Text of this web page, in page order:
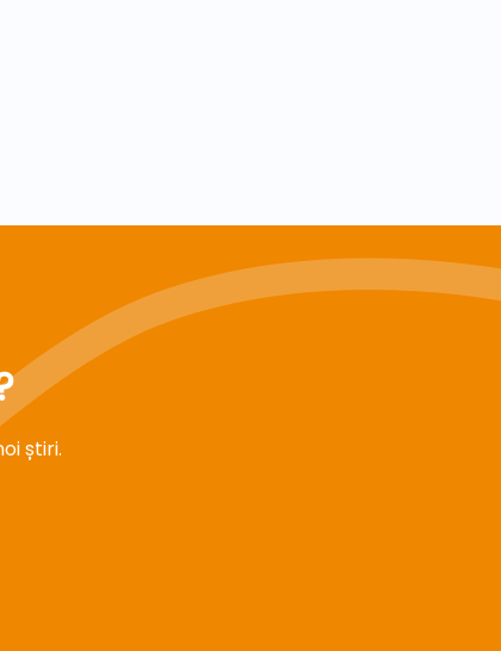
știri.